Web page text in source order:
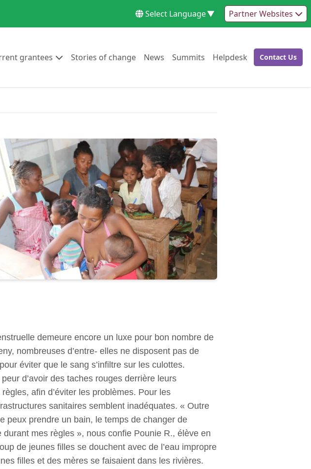
Select Language▼ Partner Websites
grantees Go to:Stories of changeGo to:
News Go to:
Summits Go to:
Helpdesk Go to:Go to:
Contact Us
demeure encore un luxe pour bon nombre de
nombreuses d’entre- elles ne disposent pas de
éviter que le sang s’infiltre sur les culottes.
d’avoir des taches rouges derrière leurs
afin d’éviter les problèmes. Pour les
sanitaires semblent inadéquates. « Outre
peux prendre un bain, le temps de changer de
mes règles », nous confie Pounie R., élève en
de jeunes filles se douchent avec de l’eau impropre
filles et des mères se faisaient dans les rivières.